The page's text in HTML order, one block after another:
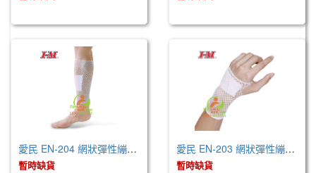
愛民 EN-204 網狀彈性繃帶-4號 (未滅菌)
暫時缺貨
愛民 EN-203 網狀彈性繃帶-3號 (未滅菌)
暫時缺貨